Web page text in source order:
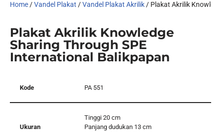
Home/Vandel Plakat /Vandel Plakat Akrilik/ Plakat Akrilik
Plakat Akrilik Knowledge
Sharing Through SPE
International Balikpapan
Kode PA 551
Ukuran
Tinggi 20 cm
Panjang dudukan 13 cm